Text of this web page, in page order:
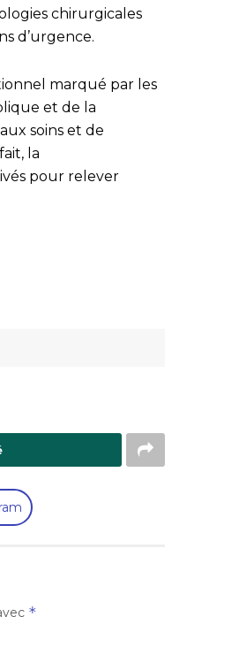
chirurgicales
d’urgence.
marqué par les
et de la
soins et de
la
pour relever
*